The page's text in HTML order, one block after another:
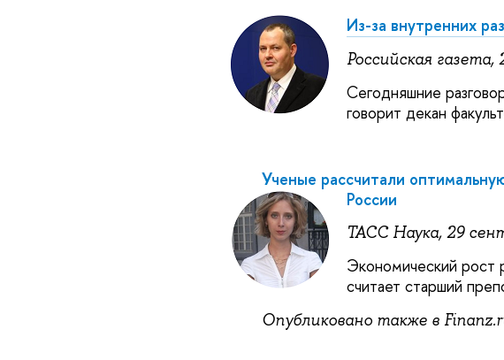
Из-за внутренних
Российская газета,
Сегодняшние
говорит декан
Ученые рассчитали
России
ТАСС Наука, 29
Экономический рост
считает старший
Опубликовано также в